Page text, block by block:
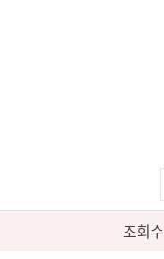
조회수